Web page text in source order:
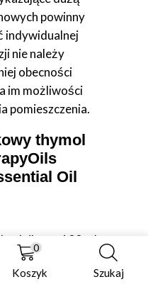
powinny
indywidualnej
nie należy
obecności
im możliwości
pomieszczenia.
thymol
Oil
olejku na 100 ml
olejkami
0
Koszyk Szukaj